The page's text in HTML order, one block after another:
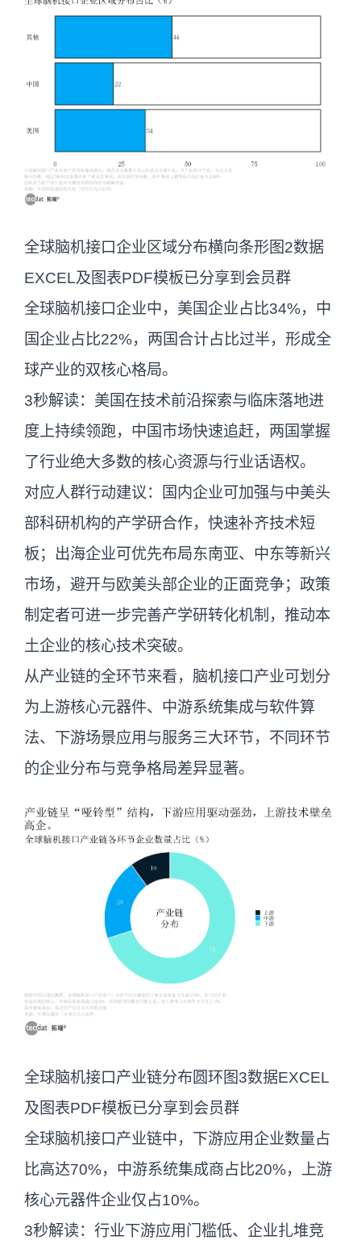
全球脑机接口企业区域分布横向条形图2数据
EXCEL及图表PDF模板已分享到会员群
全球脑机接口企业中，美国企业占比34%，中
国企业占比22%，两国合计占比过半，形成全
球产业的双核心格局。
3秒解读：美国在技术前沿探索与临床落地进
度上持续领跑，中国市场快速追赶，两国掌握
了行业绝大多数的核心资源与行业话语权。
对应人群行动建议：国内企业可加强与中美头
部科研机构的产学研合作，快速补齐技术短
板；出海企业可优先布局东南亚、中东等新兴
市场，避开与欧美头部企业的正面竞争；政策
制定者可进一步完善产学研转化机制，推动本
土企业的核心技术突破。
从产业链的全环节来看，脑机接口产业可划分
为上游核心元器件、中游系统集成与软件算
法、下游场景应用与服务三大环节，不同环节
的企业分布与竞争格局差异显著。
全球脑机接口产业链分布圆环图3数据EXCEL
及图表PDF模板已分享到会员群
全球脑机接口产业链中，下游应用企业数量占
比高达70%，中游系统集成商占比20%，上游
核心元器件企业仅占10%。
3秒解读：行业下游应用门槛低、企业扎堆竞